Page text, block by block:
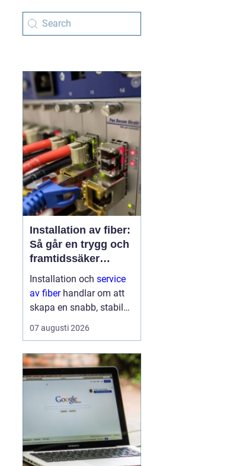
Installation av fiber:
Så går en trygg och
framtidssäker
lösning till
Installation och service
av fiberhandlar om att
skapa en snabb, stabil
och driftsäker
internetanslutning som
användning...
07 augusti 2026